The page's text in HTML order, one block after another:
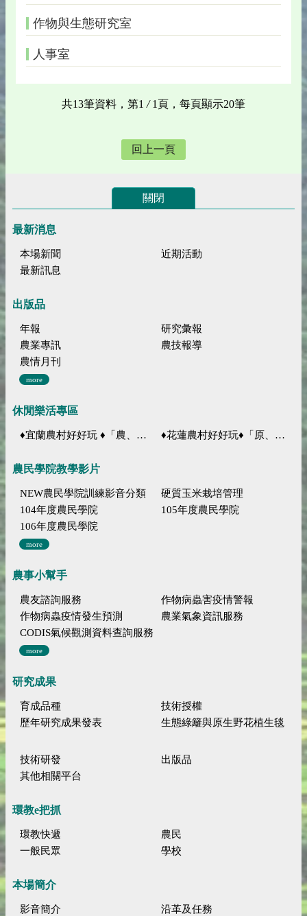
作物與生態研究室
人事室
共13筆資料，第1 /1頁，每頁顯示20筆
回上一頁
關閉
最新消息
本場新聞
近期活動
最新訊息
出版品
年報
研究彙報
農業專訊
農技報導
農情月刊
more
休閒樂活專區
♦宜蘭農村好好玩 ♦「農、藝、山、水」四條遊程推薦 ♦花蓮農村好好玩♦「原、生、慢、活」四條遊程推薦
農民學院教學影片
NEW農民學院訓練影音分類
硬質玉米栽培管理
104年度農民學院
105年度農民學院
106年度農民學院
more
農事小幫手
農友諮詢服務
作物病蟲害疫情警報
作物病蟲疫情發生預測
農業氣象資訊服務
CODIS氣候觀測資料查詢服務
more
研究成果
育成品種
技術授權
歷年研究成果發表
生態綠籬與原生野花植生毯
技術研發
出版品
其他相關平台
環教e把抓
環教快遞
農民
一般民眾
學校
本場簡介
影音簡介
沿革及任務